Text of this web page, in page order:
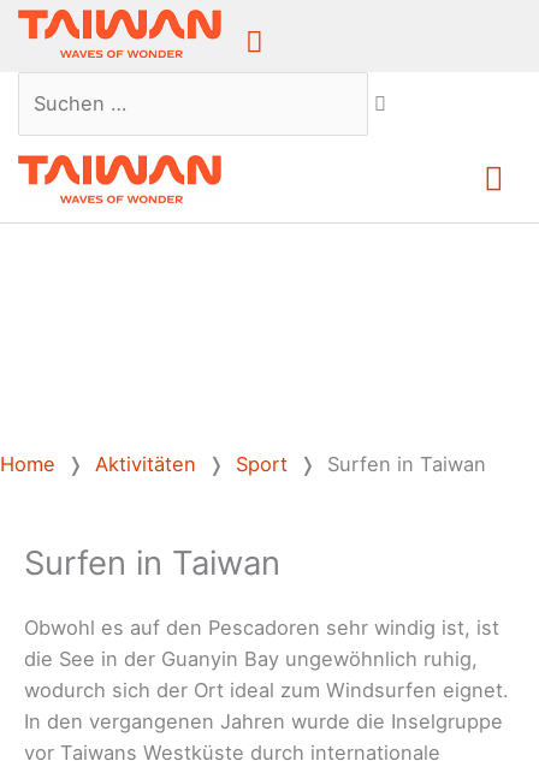
Above
Suchen …
Home ❭ Aktivitäten ❭ Sport ❭ Surfen in Taiwan
Surfen in Taiwan
Obwohl es auf den Pescadoren sehr windig ist, ist
die See in der Guanyin Bay ungewöhnlich ruhig,
wodurch sich der Ort ideal zum Windsurfen eignet.
In den vergangenen Jahren wurde die Inselgruppe
vor Taiwans Westküste durch internationale